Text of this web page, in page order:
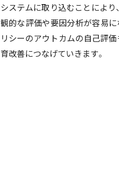
システムに取り込むことによ
観的な評価や要因分析が容易に
リシーのアウトカムの自己評
育改善につなげていきます。